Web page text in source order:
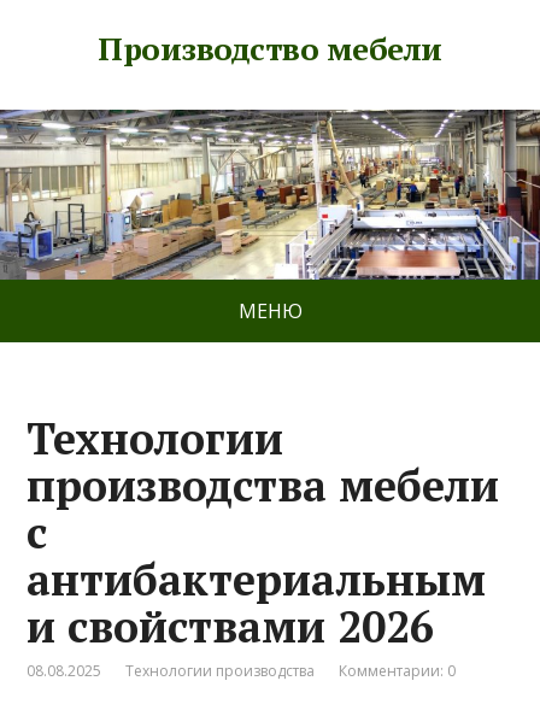
Производство мебели
МЕНЮ
Технологии
производства мебели
с
антибактериальным
и свойствами 2026
08.08.2025 Технологии производства Комментарии: 0